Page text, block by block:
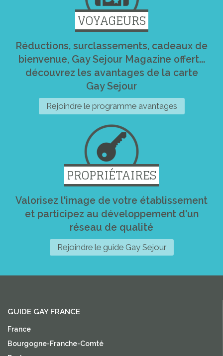
VOYAGEURS
Réductions, surclassements, cadeaux de
bienvenue, Gay Sejour Magazine offert...
découvrez les avantages de la carte
Gay Sejour
Rejoindre le programme avantages
PROPRIÉTAIRES
Valorisez l'image de votre établissement
et participez au développement d'un
réseau de qualité
Rejoindre le guide Gay Sejour
GUIDE GAY FRANCE
France
Bourgogne-Franche-Comté